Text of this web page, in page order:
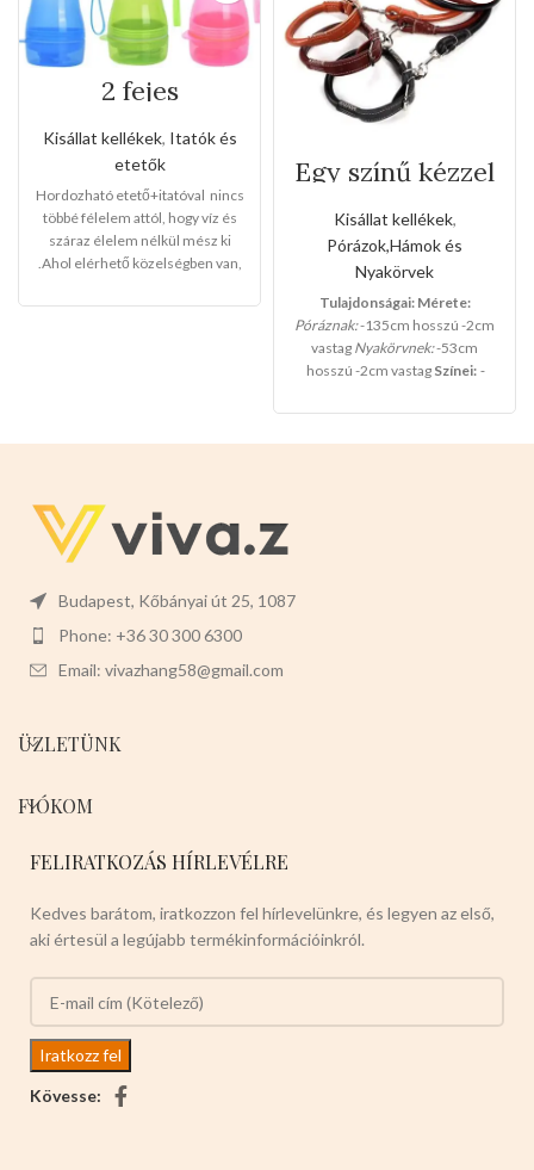
2 fejes
hordozható
etető+itató
Kisállat kellékek, Itatók és
etetők
Hordozható etető+itatóval nincs
többé félelem attól, hogy víz és
száraz élelem nélkül mész ki
.Ahol elérhető közelségben van,
minőség,maximális
RÓZSASZÍN -KÉK -ZÖLD
Egy színű kézzel
varrott bőr póráz
és nyakörv
szett(Kis méret)
Kisállat kellékek,
Pórázok,Hámok és
Nyakörvek
Tulajdonságai: Mérete:
Póráznak:-135cm hosszú -2cm
vastag Nyakörvnek:-53cm
hosszú -2cm vastag Színei: -
Budapest, Kőbányai út 25, 1087
Phone: +36 30 300 6300
Email: vivazhang58@gmail.com
ÜZLETÜNK
FIÓKOM
FELIRATKOZÁS HÍRLEVÉLRE
Kedves barátom, iratkozzon fel hírlevelünkre, és legyen az első,
aki értesül a legújabb termékinformációinkról.
Kövesse: